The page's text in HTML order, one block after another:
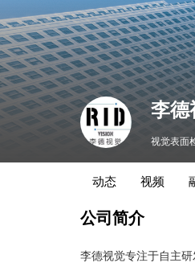
李德
视觉表面
动态 视频
公司简介
李德视觉专注于自主